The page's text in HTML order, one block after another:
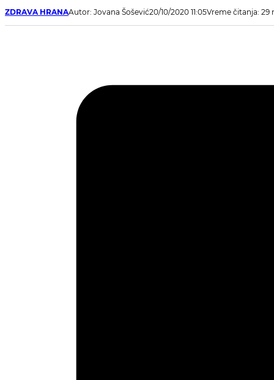
ZDRAVA HRANAAutor: Jovana Šošević20/10/2020 11:05Vreme čitanja: 29